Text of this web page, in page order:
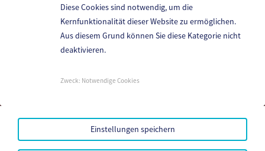
Telefon:+43 (4245) 28 88 0
Fax: +43 (4245) 28 88 - 40
E-Mail:paternion@ktn.gde.at
Parteienverkehr:
Heute,Geschlossen
Diese Cookies sind notwendig, um die
Kernfunktionalität dieser Website zu ermöglichen.
Aus diesem Grund können Sie diese Kategorie nicht
deaktivieren.
Zweck: Notwendige Cookies
Einstellungen speichern